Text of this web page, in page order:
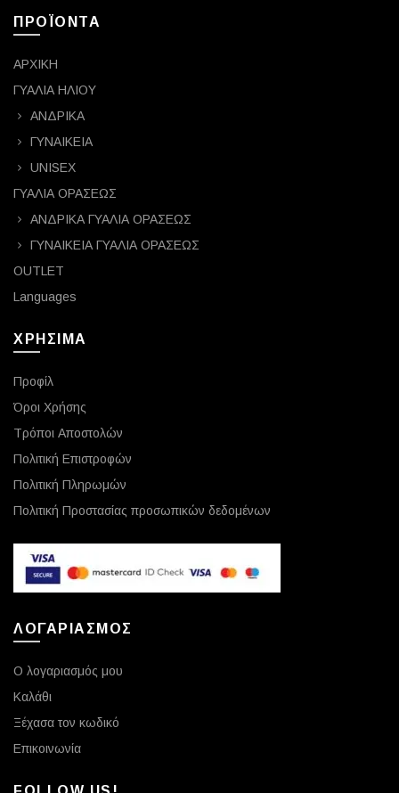
ΠΡΟΪΟΝΤΑ
ΑΡΧΙΚΗ
ΓΥΑΛΙΑ ΗΛΙΟΥ
ΑΝΔΡΙΚΑ
ΓΥΝΑΙΚΕΙΑ
UNISEX
ΓΥΑΛΙΑ ΟΡΑΣΕΩΣ
ΑΝΔΡΙΚΑ ΓΥΑΛΙΑ ΟΡΑΣΕΩΣ
ΓΥΝΑΙΚΕΙΑ ΓΥΑΛΙΑ ΟΡΑΣΕΩΣ
OUTLET
Languages
ΧΡΗΣΙΜΑ
Προφίλ
Όροι Χρήσης
Τρόποι Αποστολών
Πολιτική Επιστροφών
Πολιτική Πληρωμών
Πολιτική Προστασίας προσωπικών δεδομένων
ΛΟΓΑΡΙΑΣΜΟΣ
Ο λογαριασμός μου
Καλάθι
Ξέχασα τον κωδικό
Επικοινωνία